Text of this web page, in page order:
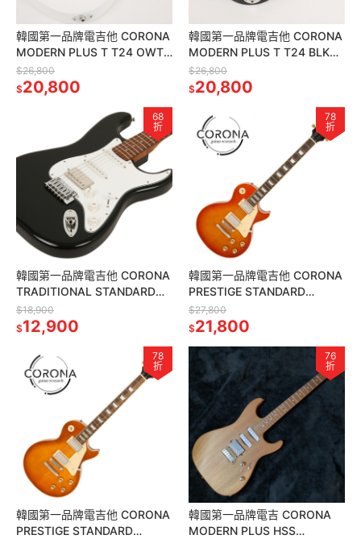
韓國第一品牌電吉他 CORONA
MODERN PLUS T T24 OWT
TELE24格烤楓木指板 奧林匹
克白
$26,800
$20,800
韓國第一品牌電吉他 CORONA
MODERN PLUS T T24 BLK
TELE24格烤楓木指板 黑色
$26,800
$20,800
68
折
韓國第一品牌電吉他 CORONA
TRADITIONAL STANDARD
PLUS ST SP22 BLK 單單雙
$18,900
$12,900
78
折
韓國第一品牌電吉他 CORONA
PRESTIGE STANDARD
HONEY BURST LP22 HNB
$27,800
$21,800
78
折
韓國第一品牌電吉他 CORONA
PRESTIGE STANDARD
76
折
韓國第一品牌電吉 CORONA
MODERN PLUS HSS